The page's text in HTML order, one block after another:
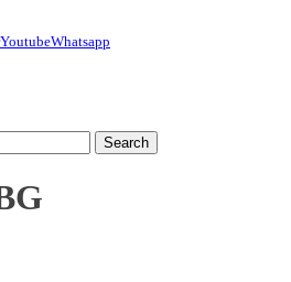
YoutubeWhatsapp
Search